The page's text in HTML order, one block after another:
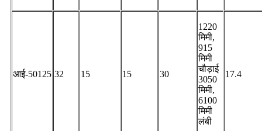
आई-50125 32 15 15 30
1220
मिमी,
915
मिमी
चौड़ाई
3050
मिमी,
6100
मिमी
लंबी
17.4